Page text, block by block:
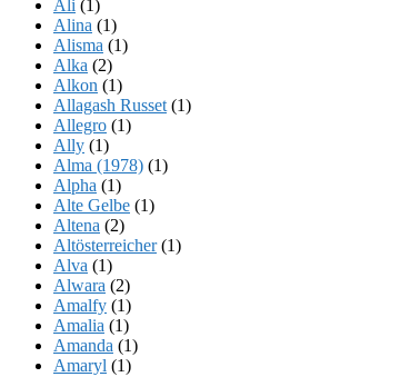
Ali (1)
Alina (1)
Alisma (1)
Alka (2)
Alkon (1)
Allagash Russet (1)
Allegro (1)
Ally (1)
Alma (1978) (1)
Alpha (1)
Alte Gelbe (1)
Altena (2)
Altösterreicher(1)
Alva (1)
Alwara (2)
Amalfy (1)
Amalia (1)
Amanda (1)
Amaryl (1)